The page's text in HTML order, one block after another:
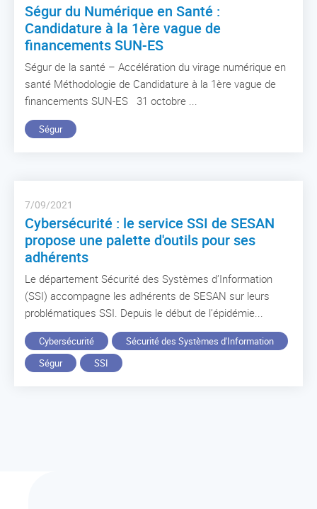
Ségur du Numérique en Santé :
Candidature à la 1ère vague de
financements SUN-ES
Ségur de la santé – Accélération du virage numérique en
santé Méthodologie de Candidature à la 1ère vague de
financements SUN-ES 31 octobre ...
Ségur
7/09/2021
Cybersécurité : le service SSI de SESAN
propose une palette d'outils pour ses
adhérents
Le département Sécurité des Systèmes d’Information
(SSI) accompagne les adhérents de SESAN sur leurs
problématiques SSI. Depuis le début de l’épidémie...
Cybersécurité
Sécurité des Systèmes d'Information
Ségur
SSI